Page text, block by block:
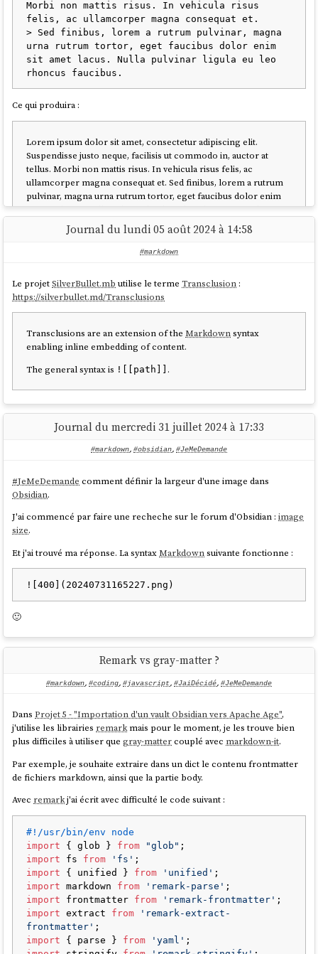
mise and direnv, see instruction in ../README.md (or execute
./scripts/mise-install.sh).
$ mise trust
$ mise install
Cela évite les copier-coller répétitifs tout en conservant la clarté de
l’explication.
Morbi non mattis risus. In vehicula risus
felis, ac ullamcorper magna consequat et.
> Sed finibus, lorem a rutrum pulvinar, magna
urna rutrum tortor, eget faucibus dolor enim
sit amet lacus. Nulla pulvinar ligula eu leo
Ce qui produira :
Lorem ipsum dolor sit amet, consectetur adipiscing elit.
Suspendisse justo neque, facilisis ut commodo in, auctor at
tellus. Morbi non mattis risus. In vehicula risus felis, ac
ullamcorper magna consequat et. Sed finibus, lorem a rutrum
pulvinar, magna urna rutrum tortor, eget faucibus dolor enim
sit amet lacus. Nulla pulvinar ligula eu leo rhoncus faucibus.
Voir aussije préfère recevoir les extraits de vos textes au format texte
plutôt que sous forme de captures d'écran
Journal du lundi 05 août 2024 à 14:58
#markdown
Le projetSilverBullet.mb utilise le termeTransclusion :
https://silverbullet.md/Transclusions
Transclusions are an extension of theMarkdownsyntax
enabling inline embedding of content.
The general syntax is ![[path]] .
Journal du mercredi 31 juillet 2024 à 17:33
#markdown, #obsidian, #JeMeDemande
#JeMeDemande comment définir la largeur d'une image dans
Obsidian.
J'ai commencé par faire une recheche sur le forum d'Obsidian :image
size.
Et j'ai trouvé ma réponse. La syntaxMarkdownsuivante fonctionne :
🙂
Remark vs gray-matter ?
#markdown, #coding, #javascript, #JaiDécidé, #JeMeDemande
DansProjet 5 - "Importation d'un vault Obsidian vers Apache Age",
j'utilise les librairies remarkmais pour le moment, je les trouve bien
plus difficiles à utiliser que gray-mattercouplé avec markdown-it.
Par exemple, je souhaite extraire dans un dict le contenu frontmatter
de fichiers markdown, ainsi que la partie body.
Avec remarkj'ai écrit avec difficulté le code suivant :
#!/usr/bin/env node
import { glob } from "glob"
import fs from 'fs'
import { unified } from 'unified'
import markdown from 'remark-parse'
import frontmatter from 'remark-frontmatter'
import extract from
'remark-extract-
frontmatter'
import { parse } from 'yaml'